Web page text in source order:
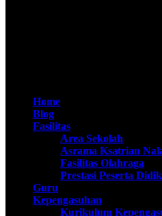
Home
Blog
Fasilitas
Area Sekolah
Asrama Ksatrian
Fasilitas Olahraga
Prestasi Peserta Didik
Guru
Kepengasuhan
Kurikulum